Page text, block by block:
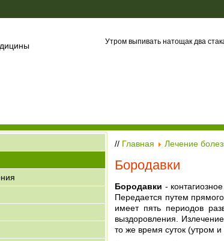
Утром выпивать натощак два
// Главная Лечение
Бородавки
Бородавки -
Передается путем
имеет пять периодов
выздоровления.
то же время суток (утром